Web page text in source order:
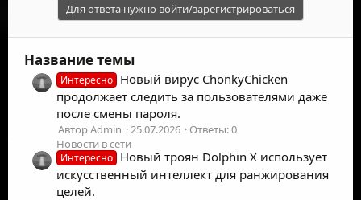
Для ответа нужно войти/зарегистрироваться
Название темы
Интересно Новый вирус ChonkyChicken
продолжает следить за пользователями даже
после смены пароля.
Автор Admin 25.07.2026
Ответы: 0
Новости в сети
Интересно Новый троян Dolphin X использует
искусственный интеллект для ранжирования
целей.